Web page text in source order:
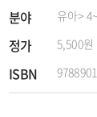
분야 유아>
정가 5,500원
ISBN